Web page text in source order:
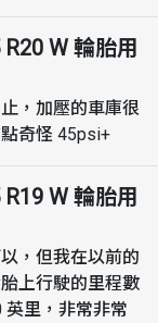
W 輪胎用
，加壓的車庫很
奇怪 45psi+
W 輪胎用
，但我在以前的
上行駛的里程數
英里，非常非常